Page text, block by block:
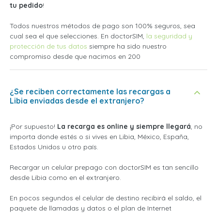
tu pedido!
Todos nuestros métodos de pago son 100% seguros, sea
cual sea el que selecciones. En doctorSIM, la seguridad y
protección de tus datos siempre ha sido nuestro
compromiso desde que nacimos en 200
¿Se reciben correctamente las recargas a
Libia enviadas desde el extranjero?
¡Por supuesto! La recarga es online y siempre llegará, no
importa donde estés o si vives en Libia, México, España,
Estados Unidos u otro país.
Recargar un celular prepago con doctorSIM es tan sencillo
desde Libia como en el extranjero.
En pocos segundos el celular de destino recibirá el saldo, el
paquete de llamadas y datos o el plan de Internet